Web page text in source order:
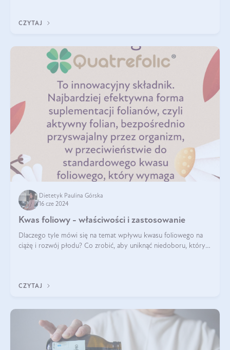
CZYTAJ
Dietetyk Paulina Górska
16 cze 2024
Kwas foliowy - właściwości i zastosowanie
Dlaczego tyle mówi się na temat wpływu kwasu foliowego na
ciążę i rozwój płodu? Co zrobić, aby uniknąć niedoboru, który
CZYTAJ